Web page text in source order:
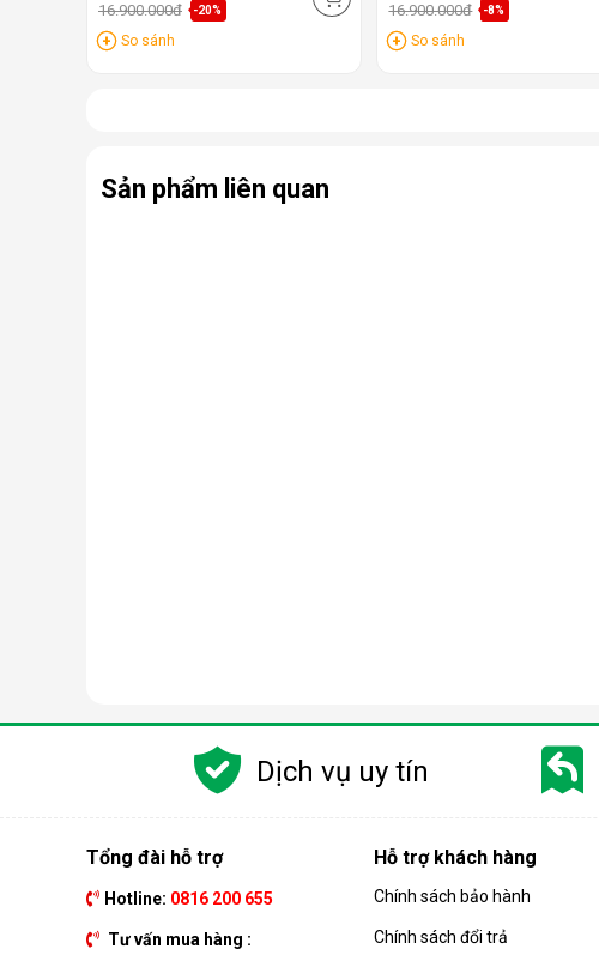
16.900.000đ -20%
So sánh
16.900.000đ -8%
So sánh
Sản phẩm liên quan
Dịch vụ uy tín
Tổng đài hỗ trợ
Hotline: 0816 200 655
Tư vấn mua hàng :
Hỗ trợ khách hàng
Chính sách bảo hành
Chính sách đổi trả